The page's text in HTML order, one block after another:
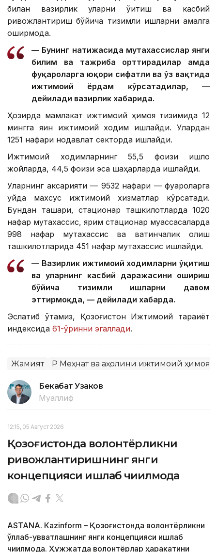
билан вазирлик уларни ўқитиш ва касбий
ривожлантириш бўйича тизимли ишларни амалга
оширмоқда.
— Бунинг натижасида мутахассислар янги
билим ва тажриба орттирадилар ҳамда
фуқароларга юқори сифатли ва ўз вақтида
ижтимоий ёрдам кўрсатадилар, —
дейилади вазирлик хабарида.
Ҳозирда мамлакат ижтимоий ҳимоя тизимида 12
мингга яқин ижтимоий ходим ишлайди. Улардан
1251 нафари нодавлат секторда ишлайди.
Ижтимоий ходимларнинг 55,5 фоизи қишлоқ
жойларда, 44,5 фоизи эса шаҳарларда ишлайди.
Уларнинг аксарияти — 9532 нафари — фуқароларга
уйда махсус ижтимоий хизматлар кўрсатади.
Бундан ташқари, стационар ташкилотларда 1020
нафар мутахассис, ярим стационар муассасаларда
998 нафар мутахассис ва вақтинчалик қолиш
ташкилотларида 451 нафар мутахассис ишлайди.
— Вазирлик ижтимоий ходимларни ўқитиш
ва уларнинг касбий даражасини ошириш
бўйича тизимли ишларни давом
эттирмоқда, — дейилади хабарда.
Эслатиб ўтамиз, Қозоғистон Ижтимоий тараққиёт
индексида 61-ўринни эгаллади.
Жамият ҚР Меҳнат ва аҳолини ижтимоий ҳимоя
Бекабат Узаков
Муаллиф
12:15, 05 Август 2026
Қозоғистонда волонтёрликни
ривожлантиришнинг янги
концепцияси ишлаб чиқилмоқда
ASTANА. Кazinform – Қозоғистонда волонтёрликни
қўллаб-қувватлашнинг янги концепцияси ишлаб
чиқилмоқда. Ҳужжатда волонтёрлар ҳаракатини